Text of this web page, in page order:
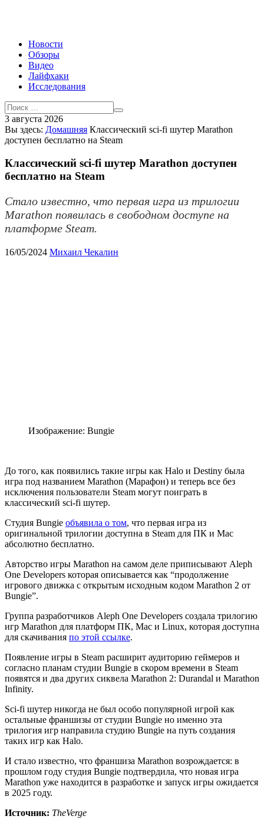
Новости
Обзоры
Видео
Лайфхаки
Исследования
3 августа 2026
Вы здесь: Домашняя Классический sci-fi шутер Marathon
доступен бесплатно на Steam
Классический sci-fi шутер Marathon доступен
бесплатно на Steam
Стало известно, что первая игра из трилогии
Marathon появилась в свободном доступе на
платформе Steam.
16/05/2024 Михаил Чекалин
Изображение: Bungie
До того, как появились такие игры как Halo и Destiny была
игра под названием Marathon (Марафон) и теперь все без
исключения пользователи Steam могут поиграть в
классический sci-fi шутер.
Студия Bungie объявила о том, что первая игра из
оригинальной трилогии доступна в Steam для ПК и Mac
абсолютно бесплатно.
Авторство игры Marathon на самом деле приписывают Aleph
One Developers которая описывается как “продолжение
игрового движка с открытым исходным кодом Marathon 2 от
Bungie”.
Группа разработчиков Aleph One Developers создала трилогию
игр Marathon для платформ ПК, Mac и Linux, которая доступна
для скачивания по этой ссылке.
Появление игры в Steam расширит аудиторию геймеров и
согласно планам студии Bungie в скором времени в Steam
появятся и два других сиквела Marathon 2: Durandal и Marathon
Infinity.
Sci-fi шутер никогда не был особо популярной игрой как
остальные франшизы от студии Bungie но именно эта
трилогия игр направила студию Bungie на путь создания
таких игр как Halo.
И стало известно, что франшиза Marathon возрождается: в
прошлом году студия Bungie подтвердила, что новая игра
Marathon уже находится в разработке и запуск игры ожидается
в 2025 году.
Источник: TheVerge